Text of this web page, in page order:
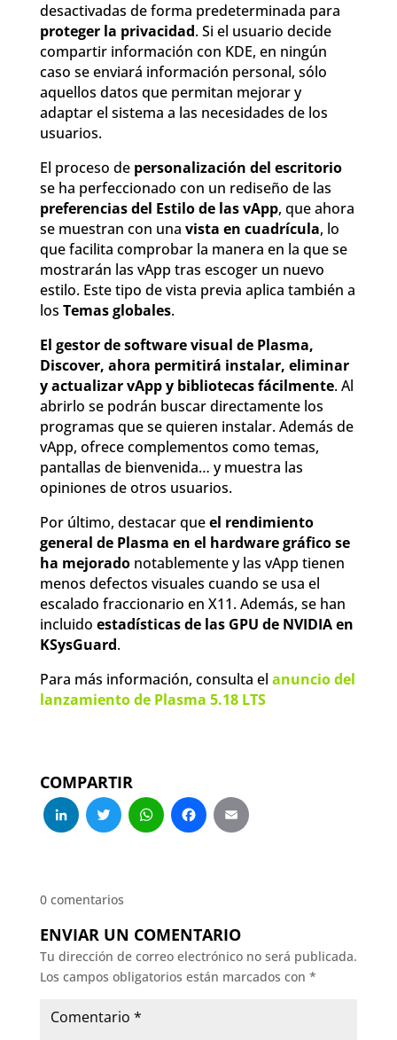
desactivadas de forma predeterminada para
proteger la privacidad. Si el usuario decide
compartir información con KDE, en ningún
caso se enviará información personal, sólo
aquellos datos que permitan mejorar y
adaptar el sistema a las necesidades de los
usuarios.
El proceso de personalización del escritorio
se ha perfeccionado con un rediseño de las
preferencias del Estilo de las vApp, que ahora
se muestran con una vista en cuadrícula, lo
que facilita comprobar la manera en la que se
mostrarán las vApp tras escoger un nuevo
estilo. Este tipo de vista previa aplica también a
los Temas globales.
El gestor de software visual de Plasma,
Discover, ahora permitirá instalar, eliminar
y actualizar vApp y bibliotecas fácilmente. Al
abrirlo se podrán buscar directamente los
programas que se quieren instalar. Además de
vApp, ofrece complementos como temas,
pantallas de bienvenida… y muestra las
opiniones de otros usuarios.
Por último, destacar queel rendimiento
general de Plasma en el hardware gráfico se
ha mejoradonotablemente y las vApp tienen
menos defectos visuales cuando se usa el
escalado fraccionario en X11. Además, se han
incluido estadísticas de las GPU de NVIDIA en
KSysGuard.
Para más información, consulta el anuncio del
lanzamiento de Plasma 5.18 LTS
COMPARTIR
LinkedIn
Twitter
WhatsApp
Facebook
0 comentarios
ENVIAR UN COMENTARIO
Tu dirección de correo electrónico no será publicada.
Los campos obligatorios están marcados con *